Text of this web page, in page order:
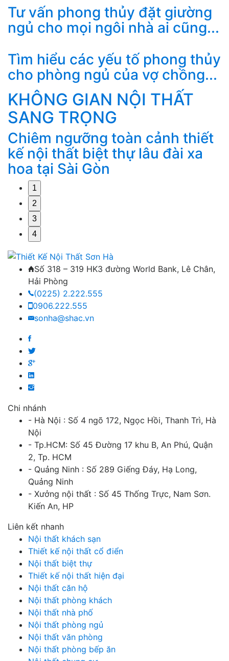
Tư vấn phong thủy đặt giường
ngủ cho mọi ngôi nhà ai cũng...
Tìm hiểu các yếu tố phong thủy
cho phòng ngủ của vợ chồng...
KHÔNG GIAN NỘI THẤT
SANG TRỌNG
Chiêm ngưỡng toàn cảnh thiết
kế nội thất biệt thự lâu đài xa
hoa tại Sài Gòn
1
2
3
4
Số 318 – 319 HK3 đường World Bank, Lê Chân,
Hải Phòng
(0225) 2.222.555
0906.222.555
sonha@shac.vn
Chi nhánh
- Hà Nội : Số 4 ngõ 172, Ngọc Hồi, Thanh Trì, Hà
Nội
- Tp.HCM: Số 45 Đường 17 khu B, An Phú, Quận
2, Tp. HCM
- Quảng Ninh : Số 289 Giếng Đáy, Hạ Long,
Quảng Ninh
- Xưởng nội thất : Số 45 Thống Trực, Nam Sơn.
Kiến An, HP
Liên kết nhanh
Nội thất khách sạn
Thiết kế nội thất cổ điển
Nội thất biệt thự
Thiết kế nội thất hiện đại
Nội thất căn hộ
Nội thất phòng khách
Nội thất nhà phố
Nội thất phòng ngủ
Nội thất văn phòng
Nội thất phòng bếp ăn